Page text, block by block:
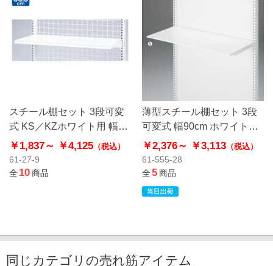
スチール棚セット 3段可変
式 KS／KZホワイト用 幅
90cmタイプ
￥1,837～ ￥4,125 （税込）
61-27-9
全10商品
薄型スチール棚セット 3段
可変式 幅90cm ホワイト
〔ストエキオリジナル〕
￥2,376～ ￥3,113（税込）
61-555-28
全5商品
同じカテゴリの売れ筋アイテム